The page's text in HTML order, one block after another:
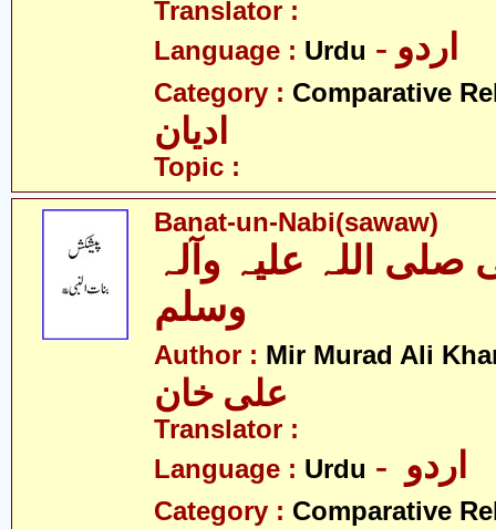
Translator :
Language : Urdu - اردو
Category : Comparative
ادیان
Topic :
Banat-un-Nabi(sawaw)
صلی اللہ علیہ وآلہ
وسلم
Author : Mir Murad Ali
علی خان
Translator :
Language : Urdu
Category : Comparative